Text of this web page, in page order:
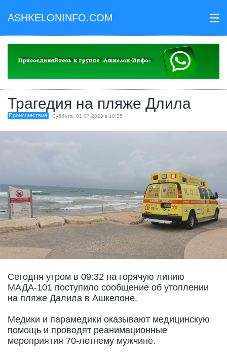
ASHKELONINFO.COM III
Трагедия на пляже Длила
Происшествия Суббота, 01.07.2023 в 10:25
Сегодня утром в 09:32 на горячую линию
МАДА-101 поступило сообщение об утоплении
на пляже Далила в Ашкелоне.
Медики и парамедики оказывают медицинскую
помощь и проводят реанимационные
мероприятия 70-летнему мужчине.